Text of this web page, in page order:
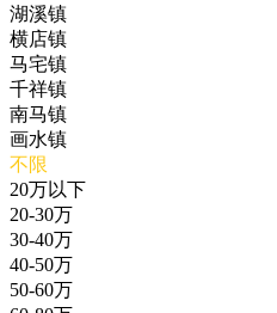
湖溪镇
横店镇
马宅镇
千祥镇
南马镇
画水镇
不限
20万以下
20-30万
30-40万
40-50万
50-60万